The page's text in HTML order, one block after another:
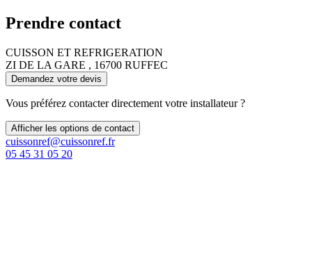
Prendre contact
CUISSON ET REFRIGERATION
ZI DE LA GARE , 16700 RUFFEC
Demandez votre devis
Vous préférez contacter directement votre installateur ?
Afficher les options de contact
cuissonref@cuissonref.fr
05 45 31 05 20